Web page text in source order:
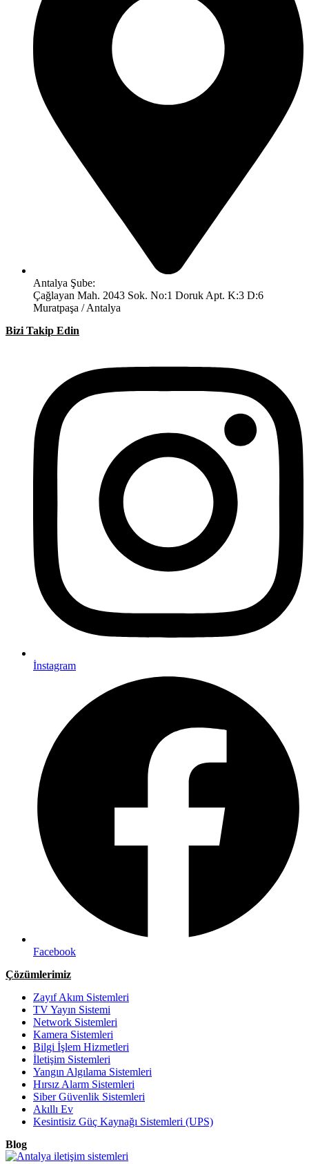
Antalya Şube:
Çağlayan Mah. 2043 Sok. No:1 Doruk Apt. K:3 D:6
Muratpaşa / Antalya
Bizi Takip Edin
İnstagram
Facebook
Çözümlerimiz
Zayıf Akım Sistemleri
TV Yayın Sistemi
Network Sistemleri
Kamera Sistemleri
Bilgi İşlem Hizmetleri
İletişim Sistemleri
Yangın Algılama Sistemleri
Hırsız Alarm Sistemleri
Siber Güvenlik Sistemleri
Akıllı Ev
Kesintisiz Güç Kaynağı Sistemleri (UPS)
Blog